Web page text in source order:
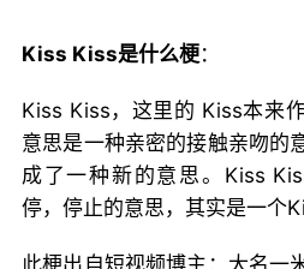
Kiss Kiss是什么梗：
Kiss Kiss，这里的 Kiss本来
意思是一种亲密的接触亲吻的
成了一种新的意思。Kiss
停，停止的意思，其实是一个
此梗出自短视频博主：大名一